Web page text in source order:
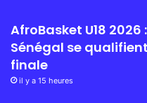
AfroBasket U18 2026
Sénégal se
finale
il y a 15 heures